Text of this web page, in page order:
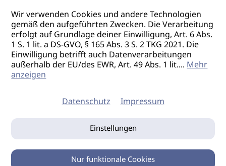
Wir verwenden Cookies und andere Technologien
gemäß den aufgeführten Zwecken. Die Verarbeitung
erfolgt auf Grundlage deiner Einwilligung, Art. 6 Abs.
1 S. 1 lit. a DS-GVO, § 165 Abs. 3 S. 2 TKG 2021. Die
Einwilligung betrifft auch Datenverarbeitungen
außerhalb der EU/des EWR, Art. 49 Abs. 1 lit....Mehr
anzeigen
Datenschutz Impressum
Einstellungen
Nur funktionale Cookies